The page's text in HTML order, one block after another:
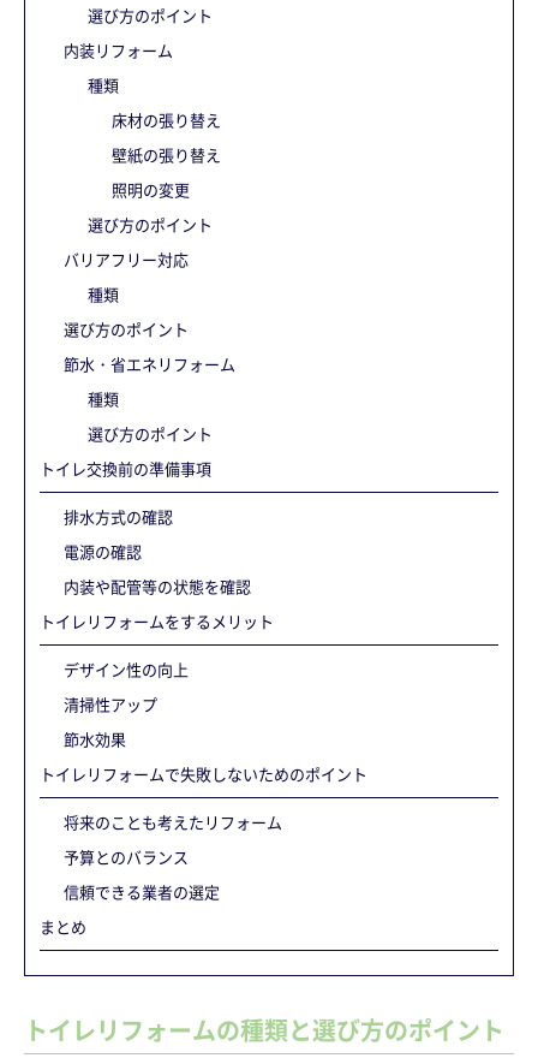
選び方のポイント
内装リフォーム
種類
床材の張り替え
壁紙の張り替え
照明の変更
選び方のポイント
バリアフリー対応
種類
選び方のポイント
節水・省エネリフォーム
種類
選び方のポイント
トイレ交換前の準備事項
排水方式の確認
電源の確認
内装や配管等の状態を確認
トイレリフォームをするメリット
デザイン性の向上
清掃性アップ
節水効果
トイレリフォームで失敗しないためのポイント
将来のことも考えたリフォーム
予算とのバランス
信頼できる業者の選定
まとめ
トイレリフォームの種類と選び方のポイント